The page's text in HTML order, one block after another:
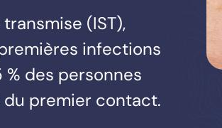
(IST),
infections
des personnes
premier contact.